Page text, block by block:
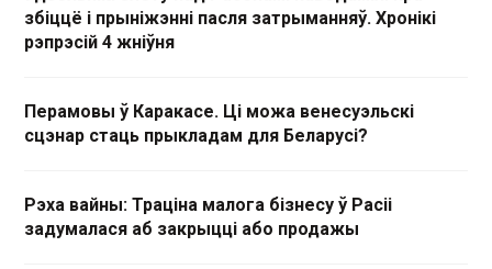
збіццё і прыніжэнні пасля затрыманняў. Хронікі
рэпрэсій 4 жніўня
Перамовы ў Каракасе. Ці можа венесуэльскі
сцэнар стаць прыкладам для Беларусі?
Рэха вайны: Траціна малога бізнесу ў Расіі
задумалася аб закрыцці або продажы